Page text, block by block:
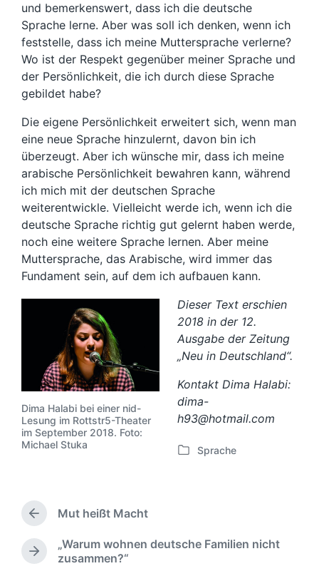
und bemerkenswert, dass ich die deutsche
Sprache lerne. Aber was soll ich denken, wenn ich
feststelle, dass ich meine Muttersprache verlerne?
Wo ist der Respekt gegenüber meiner Sprache und
der Persönlichkeit, die ich durch diese Sprache
gebildet habe?
Die eigene Persönlichkeit erweitert sich, wenn man
eine neue Sprache hinzulernt, davon bin ich
überzeugt. Aber ich wünsche mir, dass ich meine
arabische Persönlichkeit bewahren kann, während
ich mich mit der deutschen Sprache
weiterentwickle. Vielleicht werde ich, wenn ich die
deutsche Sprache richtig gut gelernt haben werde,
noch eine weitere Sprache lernen. Aber meine
Muttersprache, das Arabische, wird immer das
Fundament sein, auf dem ich aufbauen kann.
Dima Halabi bei einer nid-
Lesung im Rottstr5-Theater
im September 2018. Foto:
Michael Stuka
Dieser Text erschien
2018 in der 12.
Ausgabe der Zeitung
„Neu in Deutschland“.
Kontakt Dima Halabi:
dima-
h93@hotmail.com
V
e
Sprache
V
r
h
Mut heißt Macht
N
„Warum wohnen deutsche Familien nicht
zusammen?“